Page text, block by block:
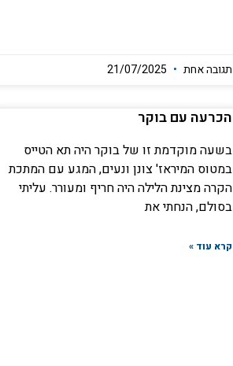
תגובה אחת
הכרעה עם בוקר
בשעה מוקדמת זו של בוקר היה תא הטייס
במטוס המיראז' צונן ונעים, המגע עם המתכת
הקרה מצינת הלילה היה חריף ומעורר. עליתי
בסולם, הנחתי את
קרא עוד »